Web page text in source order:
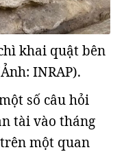
khai quật bên
INRAP).
số câu hỏi
tài vào tháng
một quan